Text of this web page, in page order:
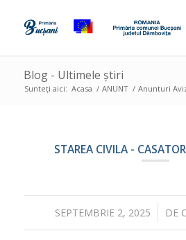
Blog - Ultimele știri
Sunteți aici: Acasa / ANUNT / Anunturi
STAREA CIVILA -
SEPTEMBRIE 2, 2025
/ DE